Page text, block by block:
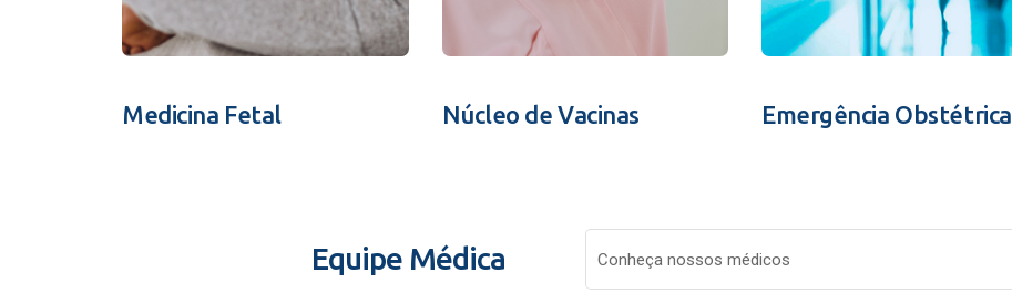
Medicina Fetal Núcleo de Vacinas Emergência Obstétrica
Equipe Médica Conheça nossos médicos